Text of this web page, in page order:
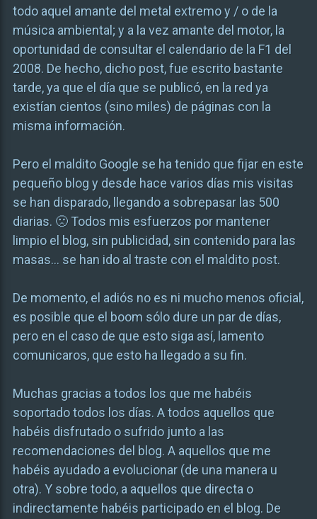
todo aquel amante del metal extremo y / o de la
música ambiental; y a la vez amante del motor, la
oportunidad de consultar el calendario de la F1 del
2008. De hecho, dicho post, fue escrito bastante
tarde, ya que el día que se publicó, en la red ya
existían cientos (sino miles) de páginas con la
misma información.
Pero el maldito Google se ha tenido que fijar en este
pequeño blog y desde hace varios días mis visitas
se han disparado, llegando a sobrepasar las 500
diarias. 🙁 Todos mis esfuerzos por mantener
limpio el blog, sin publicidad, sin contenido para las
masas… se han ido al traste con el maldito post.
De momento, el adiós no es ni mucho menos oficial,
es posible que el boom sólo dure un par de días,
pero en el caso de que esto siga así, lamento
comunicaros, que esto ha llegado a su fin.
Muchas gracias a todos los que me habéis
soportado todos los días. A todos aquellos que
habéis disfrutado o sufrido junto a las
recomendaciones del blog. A aquellos que me
habéis ayudado a evolucionar (de una manera u
otra). Y sobre todo, a aquellos que directa o
indirectamente habéis participado en el blog. De